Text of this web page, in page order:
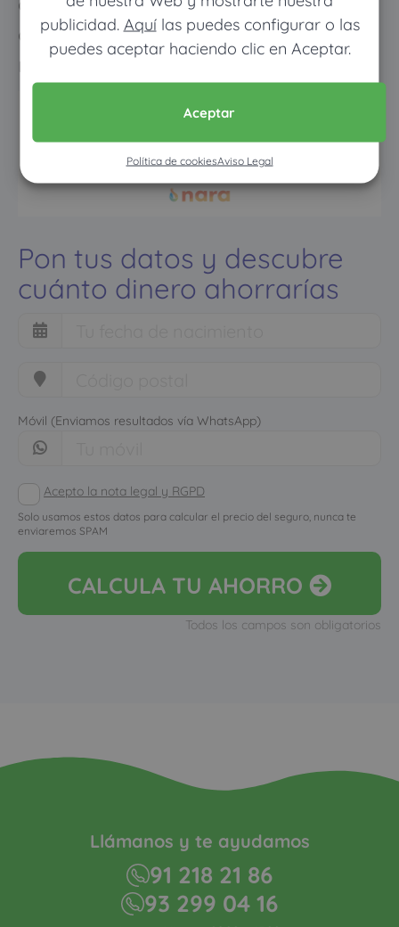
publicidad. Aquílas puedes configurar o las
puedes aceptar haciendo clic en Aceptar.
Aceptar
Política de cookiesAviso Legal
como con un seguro médico
normal
Pon tus datos y descubre
cuánto dinero ahorrarías
Móvil (Enviamos resultados vía WhatsApp)
Acepto la nota legal y RGPD
Solo usamos estos datos para calcular el precio del seguro, nunca te
enviaremos SPAM
CALCULA TU AHORRO
Todos los campos son obligatorios
Llámanos y te ayudamos
91 218 21 86
93 299 04 16